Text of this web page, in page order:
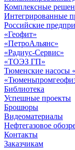
Комплексные
Интегрированные
Российские
«Геофит»
«ПетроАльянс»
«Радиус-Сервис»
«ТОЭЗ ГП»
Тюменские насосы
Библиотека
Успешные проекты
Брошюры
Видеоматериалы
Нефтегазовое
Контакты
Заказчикам